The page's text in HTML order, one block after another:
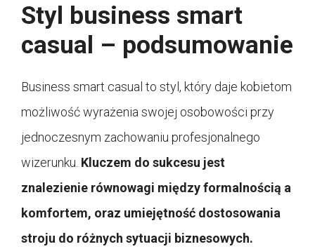
Styl business smart
casual – podsumowanie
Business smart casual to styl, który daje kobietom
możliwość wyrażenia swojej osobowości przy
jednoczesnym zachowaniu profesjonalnego
wizerunku. Kluczem do sukcesu jest
znalezienie równowagi między formalnością a
komfortem, oraz umiejętność dostosowania
stroju do różnych sytuacji biznesowych.